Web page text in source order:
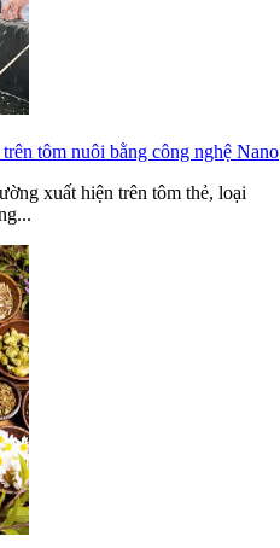
tôm nuôi bằng công nghệ Nano
xuất hiện trên tôm thẻ, loại